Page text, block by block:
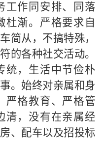
工作同安排、同落
杜渐。严格要求自
简从，不搞特殊，
的各种社交活动。
统，生活中节俭朴
。始终对亲属和身
严格教育、严格管
清，没有在亲属经
、配车以及招投标